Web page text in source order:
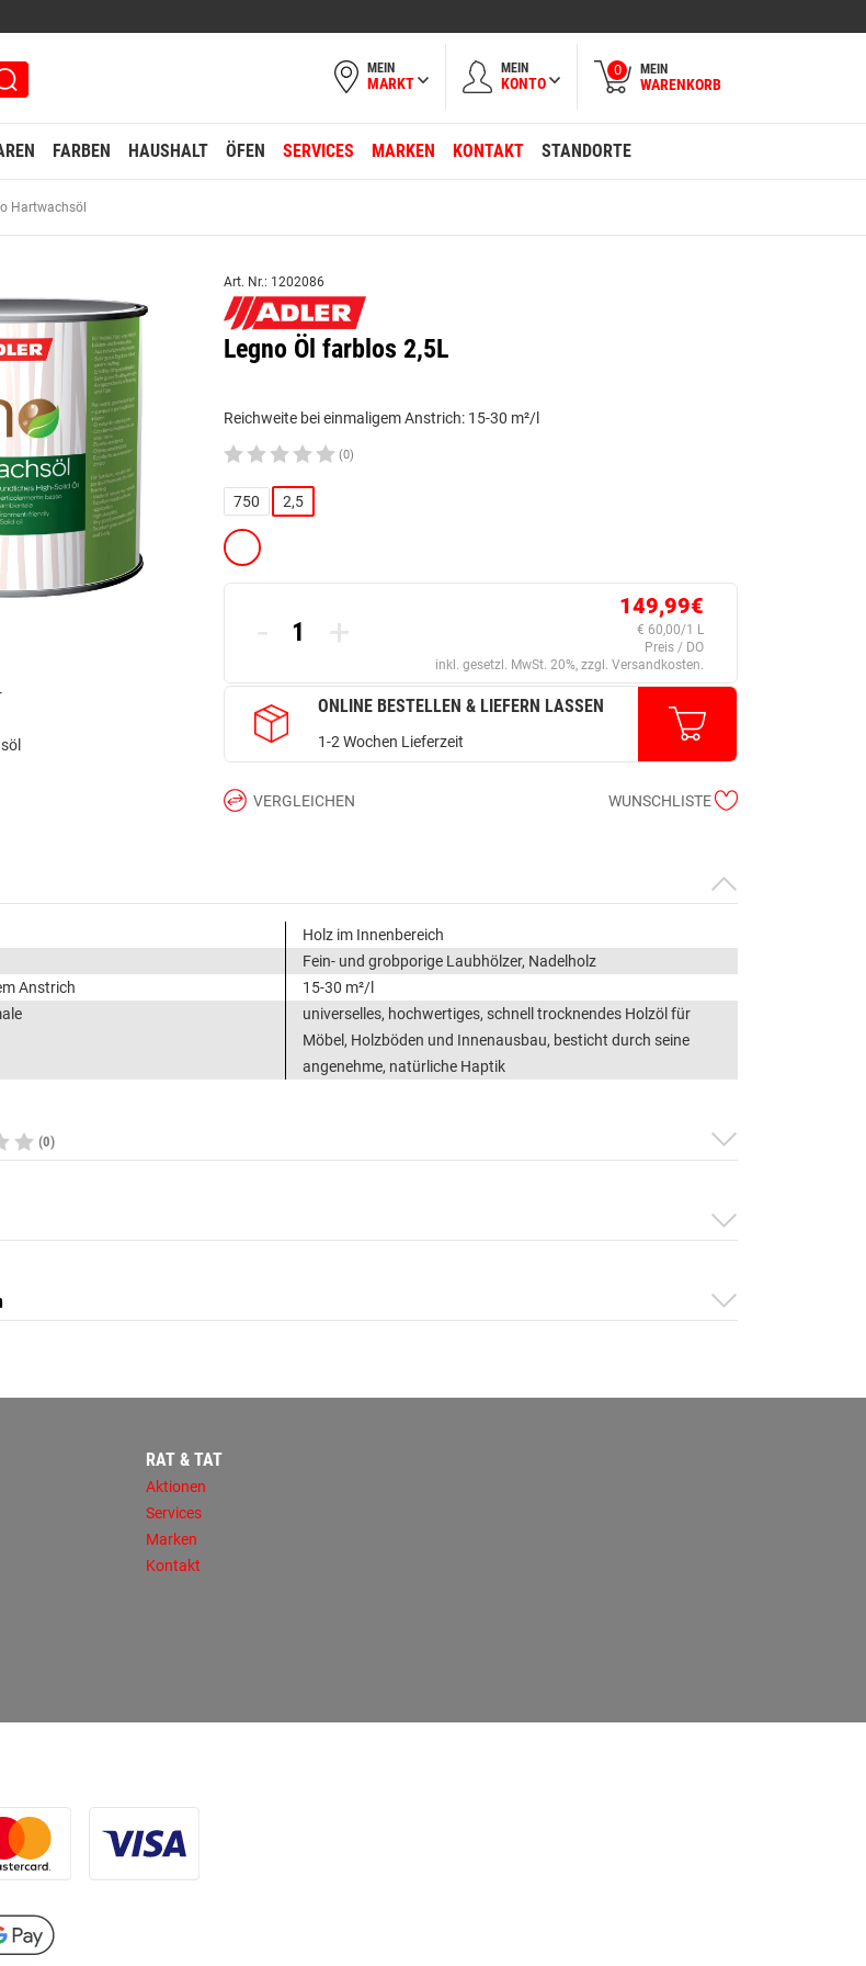
MEIN
MARKT
MEIN
KONTO
0 MEIN
WARENKORB
FARBEN HAUSHALT ÖFEN SERVICES MARKEN KONTAKT STANDORTE
Hartwachsöl
Art. Nr.: 1202086
Legno Öl farblos 2,5L
Reichweite bei einmaligem Anstrich: 15-30 m²/l
(0)
750 2,5
- +
149,99€
€ 60,00/1 L
Preis / DO
inkl. gesetzl. MwSt. 20%, zzgl. Versandkosten.
ONLINE BESTELLEN & LIEFERN LASSEN
1-2 Wochen Lieferzeit
VERGLEICHEN WUNSCHLISTE
Holz im Innenbereich
Fein- und grobporige Laubhölzer, Nadelholz
Anstrich
15-30 m²/l
universelles, hochwertiges, schnell trocknendes Holzöl für
Möbel, Holzböden und Innenausbau, besticht durch seine
angenehme, natürliche Haptik
(0)
RAT & TAT
Aktionen
Services
Marken
Kontakt